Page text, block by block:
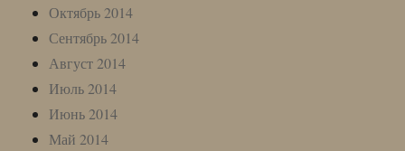
Октябрь 2014
Сентябрь 2014
Август 2014
Июль 2014
Июнь 2014
Май 2014